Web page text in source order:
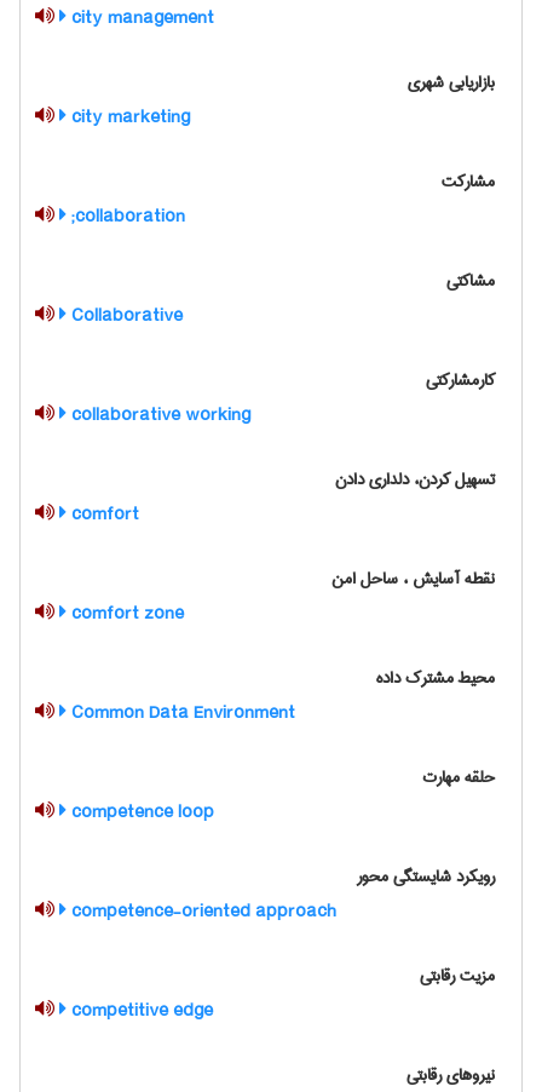
city management
بازاریابی شهری
city marketing
مشارکت
collaboration;
مشاکتی
Collaborative
کارمشارکتی
collaborative working
تسهیل کردن، دلداری دادن
comfort
نقطه آسایش ، ساحل امن
comfort zone
محیط مشترک داده
Common Data Environment
حلقه مهارت
competence loop
رویکرد شایستگی محور
competence-oriented approach
مزیت رقابتی
competitive edge
نیروهای رقابتی